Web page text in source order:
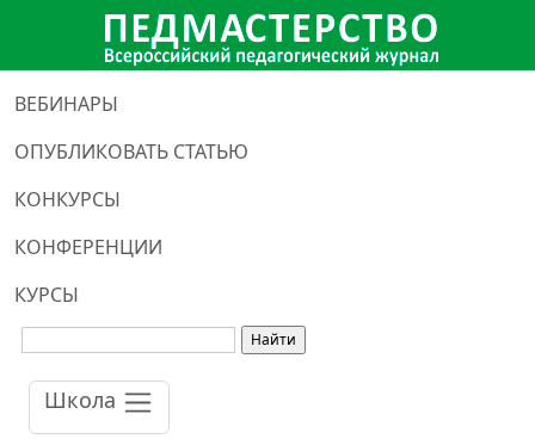
ВЕБИНАРЫ
ОПУБЛИКОВАТЬ СТАТЬЮ
КОНКУРСЫ
КОНФЕРЕНЦИИ
КУРСЫ
Школа